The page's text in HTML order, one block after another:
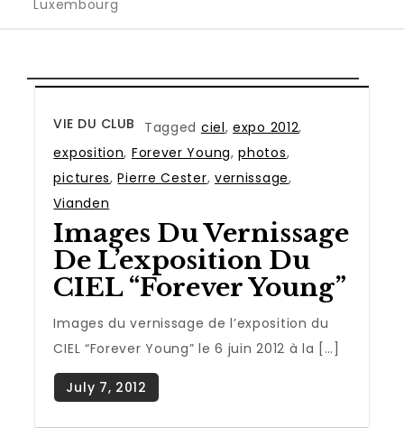
Luxembourg
VIE DU CLUB Tagged ciel,expo 2012,
exposition, Forever Young,photos,
pictures,Pierre Cester, vernissage,
Vianden
Images Du Vernissage
De L’exposition Du
CIEL “Forever Young”
Images du vernissage de l’exposition du
CIEL “Forever Young” le 6 juin 2012 à la […]